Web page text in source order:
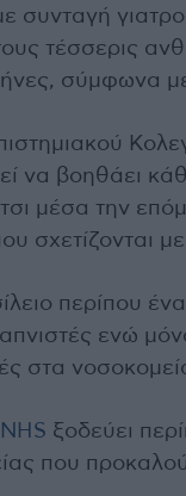
συνταγή
τέσσερις
σύμφωνα
να βοηθάει
μέσα την
σχετίζονται
περίπου
ενώ
στα
NHS ξοδεύει
που